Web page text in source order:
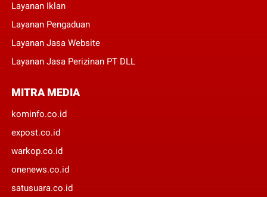
Layanan Iklan
Layanan Pengaduan
Layanan Jasa Website
Layanan Jasa Perizinan PT DLL
MITRA MEDIA
kominfo.co.id
expost.co.id
warkop.co.id
onenews.co.id
satusuara.co.id